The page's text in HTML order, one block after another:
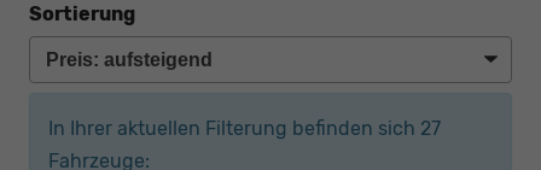
Sortierung
In Ihrer aktuellen Filterung befinden sich 27
Fahrzeuge: